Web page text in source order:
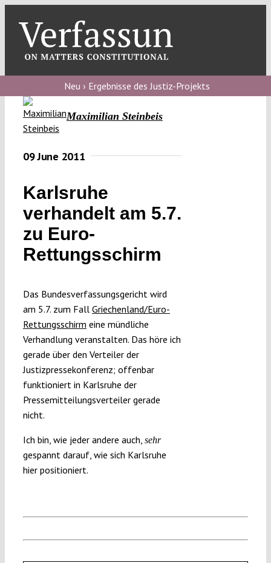
content
blog
Verfassungs
Verfassungs
Verfassungs
editorial
Funding
Projects
Neu › Ergebnisse des Justiz-Projekts
Maximilian Steinbeis
09 June 2011
Karlsruhe
verhandelt am 5.7.
zu Euro-
Rettungsschirm
Das Bundesverfassungsgericht wird
am 5.7. zum Fall Griechenland/Euro-
Rettungsschirm eine mündliche
Verhandlung veranstalten. Das höre ich
gerade über den Verteiler der
Justizpressekonferenz; offenbar
funktioniert in Karlsruhe der
Pressemitteilungsverteiler gerade
nicht.
Ich bin, wie jeder andere auch, sehr
gespannt darauf, wie sich Karlsruhe
hier positioniert.